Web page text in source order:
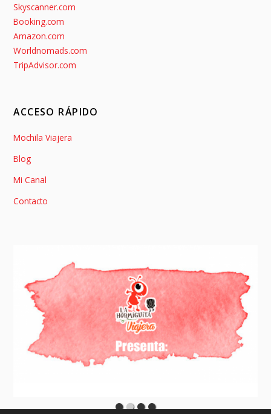
Skyscanner.com
Booking.com
Amazon.com
Worldnomads.com
TripAdvisor.com
ACCESO RÁPIDO
Mochila Viajera
Blog
Mi Canal
Contacto